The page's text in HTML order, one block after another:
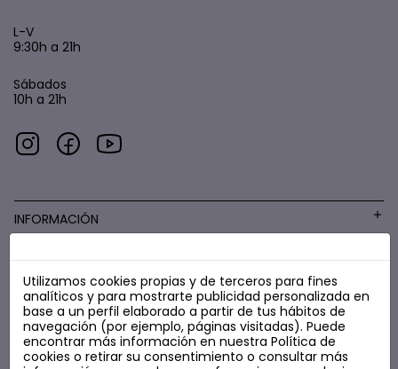
L-V
9:30h a 21h
Sábados
10h a 21h
INFORMACIÓN
COSMÉTICA LOW COST
Utilizamos cookies propias y de terceros para fines
analíticos y para mostrarte publicidad personalizada en
base a un perfil elaborado a partir de tus hábitos de
navegación (por ejemplo, páginas visitadas). Puede
encontrar más información en nuestra Política de
cookies o retirar su consentimiento o consultar más